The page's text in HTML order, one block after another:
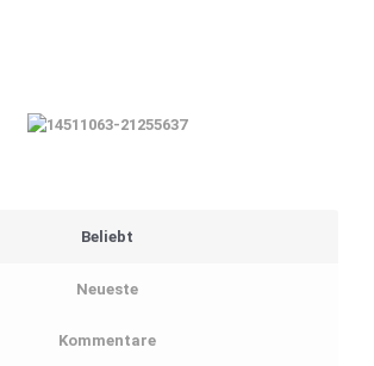
Beliebt
Neueste
Kommentare